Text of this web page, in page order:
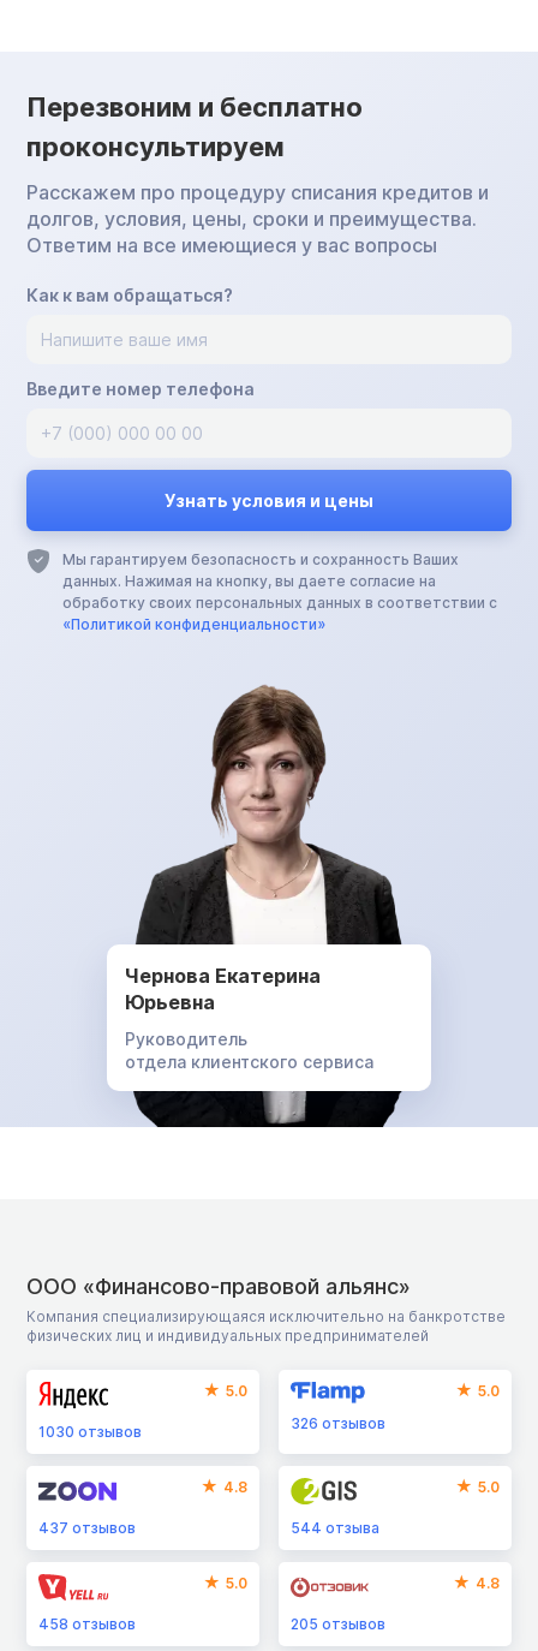
Перезвоним и бесплатно
проконсультируем
Расскажем про процедуру списания кредитов и
долгов, условия, цены, сроки и преимущества.
Ответим на все имеющиеся у вас вопросы
Как к вам обращаться?
Введите номер телефона
Мы гарантируем безопасность и сохранность Ваших
данных. Нажимая на кнопку, вы даете согласие на
обработку своих персональных данных в соответствии с
«Политикой конфиденциальности»
Чернова Екатерина
Юрьевна
Руководитель
отдела клиентского сервиса
ООО «Финансово-правовой альянс»
Компания специализирующаяся исключительно на банкротстве
физических лиц и индивидуальных предпринимателей
5.0
1030 отзывов
5.0
326отзывов
4.8
437 отзывов
5.0
544отзыва
5.0
458 отзывов
4.8
205отзывов